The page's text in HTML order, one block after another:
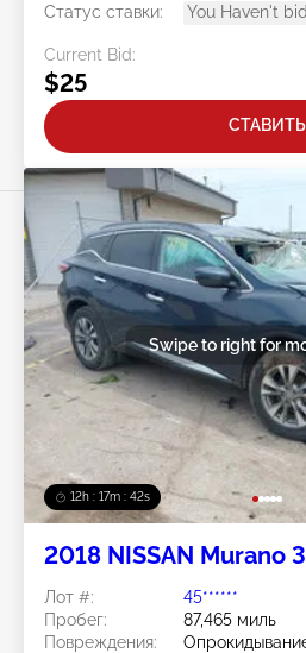
Статус ставки:
You Haven't bid
Current Bid:
$25
СТАВИТЬ
12h : 17m : 40s
Swipe to right for
2018 NISSAN Murano
Лот #:
45******
Пробег:
87,465 миль
Повреждения: